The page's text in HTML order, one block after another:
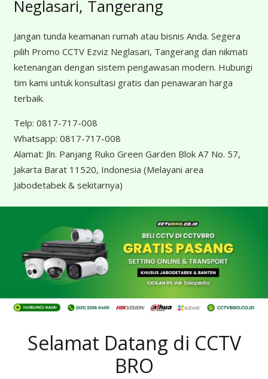
Neglasari, Tangerang
Jangan tunda keamanan rumah atau bisnis Anda. Segera
pilih Promo CCTV Ezviz Neglasari, Tangerang dan nikmati
ketenangan dengan sistem pengawasan modern. Hubungi
tim kami untuk konsultasi gratis dan penawaran harga
terbaik.
Telp: 0817-717-008
Whatsapp: 0817-717-008
Alamat: Jln. Panjang Ruko Green Garden Blok A7 No. 57,
Jakarta Barat 11520, Indonesia (Melayani area
Jabodetabek & sekitarnya)
Selamat Datang di CCTV
BRO